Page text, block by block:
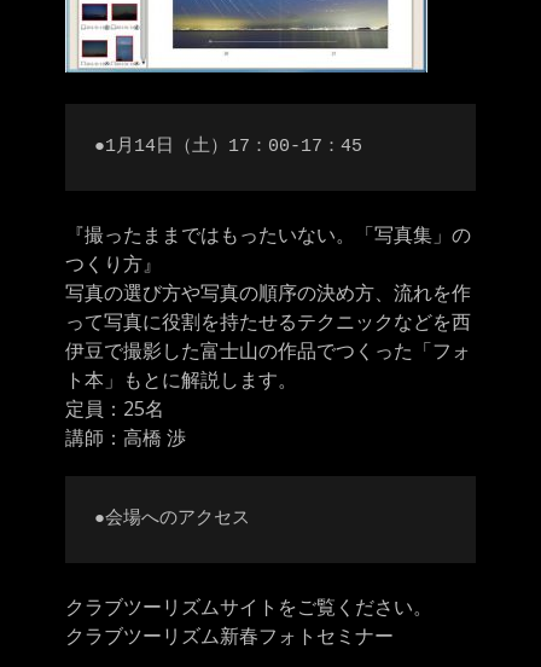
●1月14日（土）17：00-17：45
『撮ったままではもったいない。「写真集」の
つくり方』
写真の選び方や写真の順序の決め方、流れを作
って写真に役割を持たせるテクニックなどを西
伊豆で撮影した富士山の作品でつくった「フォ
ト本」もとに解説します。
定員：25名
講師：高橋 渉
●会場へのアクセス
クラブツーリズムサイトをご覧ください。
クラブツーリズム新春フォトセミナー